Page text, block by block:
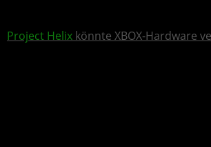
Project Helix könnte XBOX-Hardware